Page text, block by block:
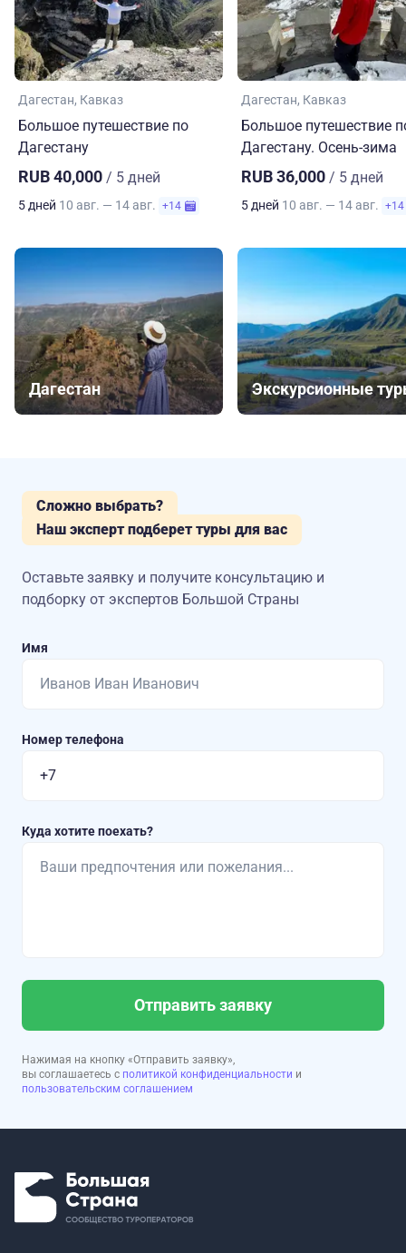
Дагестан Кавказ
Большое путешествие по
Дагестану
RUB 40,000 / 5 дней
5 дней 10 авг. — 14 авг. +14
Дагестан Кавказ
Большое путешествие
Дагестану. Осень-зима
RUB 36,000 / 5 дней
5 дней 10 авг. — 14 авг. +14
Дагестан Экскурсионные
Сложно выбрать?
Наш эксперт подберет туры для вас
Оставьте заявку и получите консультацию и
подборку от экспертов Большой Страны
Имя
Номер телефона
Куда хотите поехать?
Отправить заявку
Нажимая на кнопку «Отправить заявку»,
вы соглашаетесь с политикой конфиденциальности и
пользовательским соглашением